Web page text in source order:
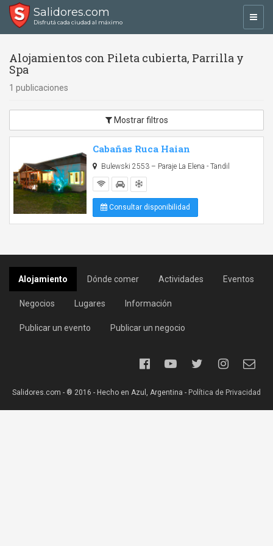
Salidores.com
Disfrutá cada ciudad al máximo
Alojamientos con Pileta cubierta, Parrilla y
Spa
1 publicaciones
Mostrar filtros
Cabañas Ruca Haian
Bulewski 2553 – Paraje La Elena - Tandil
Consultar disponibilidad
Alojamiento Dónde comer Actividades Eventos
Negocios Lugares Información
Publicar un evento Publicar un negocio
Salidores.com - ® 2016 - Hecho en Azul, Argentina - Política de Privacidad